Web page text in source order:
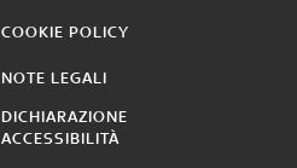
COOKIE POLICY
NOTE LEGALI
DICHIARAZIONE
ACCESSIBILITÀ